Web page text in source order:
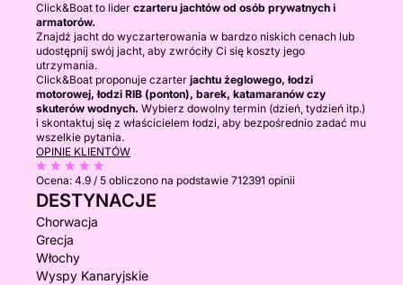
Click&Boat to lider czarteru jachtów od osób prywatnych i
armatorów.
Znajdź jacht do wyczarterowania w bardzo niskich cenach lub
udostępnij swój jacht, aby zwróciły Ci się koszty jego
utrzymania.
Click&Boat proponuje czarter jachtu żeglowego, łodzi
motorowej, łodzi RIB (ponton), barek, katamaranów czy
skuterów wodnych. Wybierz dowolny termin (dzień, tydzień itp.)
i skontaktuj się z właścicielem łodzi, aby bezpośrednio zadać mu
wszelkie pytania.
OPINIE KLIENTÓW
Ocena: 4.9 / 5 obliczono na podstawie 712391 opinii
DESTYNACJE
Chorwacja
Grecja
Włochy
Wyspy Kanaryjskie